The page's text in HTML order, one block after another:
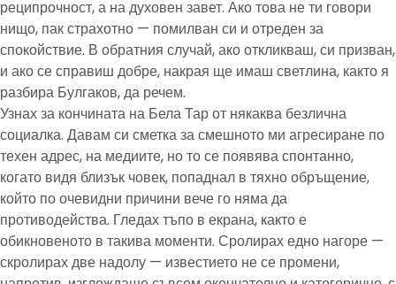
реципрочност, а на духовен завет. Ако това не ти говори
нищо, пак страхотно — помилван си и отреден за
спокойствие. В обратния случай, ако откликваш, си призван,
и ако се справиш добре, накрая ще имаш светлина, както я
разбира Булгаков, да речем.
Узнах за кончината на Бела Тар от някаква безлична
социалка. Давам си сметка за смешното ми агресиране по
техен адрес, на медиите, но то се появява спонтанно,
когато видя близък човек, попаднал в тяхно обръщение,
който по очевидни причини вече го няма да
противодейства. Гледах тъпо в екрана, както е
обикновеното в такива моменти. Сролирах едно нагоре —
скролирах две надолу — известието не се промени,